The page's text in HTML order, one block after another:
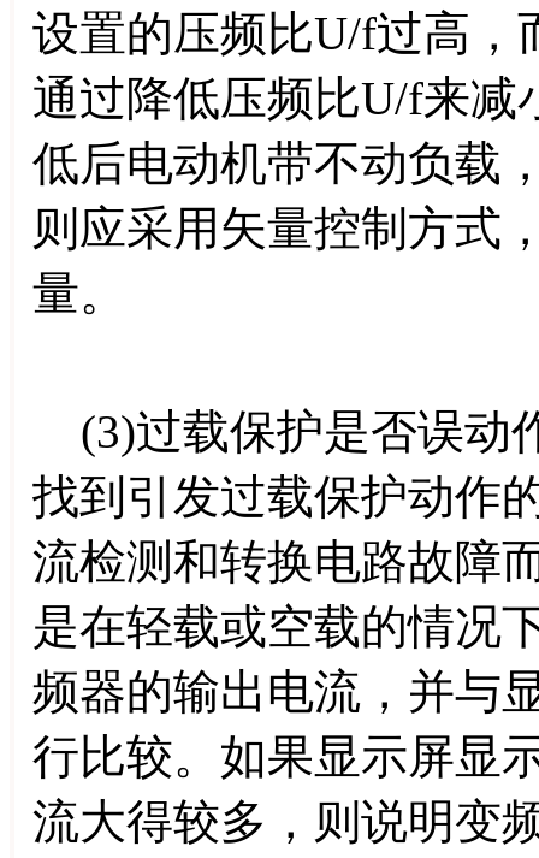
设置的压频比U/f过高，
通过降低压频比U/f来减
低后电动机带不动负载
则应采用矢量控制方式
量。
(3)过载保护是否误动
找到引发过载保护动作
流检测和转换电路故障
是在轻载或空载的情况
频器的输出电流，并与
行比较。如果显示屏显
流大得较多，则说明变